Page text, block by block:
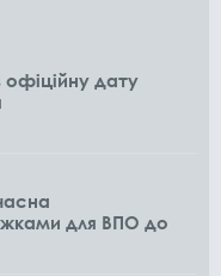
офіційну дату
для ВПО до